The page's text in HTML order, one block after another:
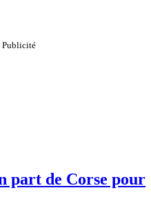
part de Corse pour